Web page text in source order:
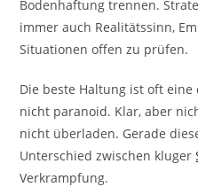
Bodenhaftung trennen.
immer auch Realitätssinn,
Situationen offen zu prüfen.
Die beste Haltung ist oft
nicht paranoid. Klar, aber
nicht überladen. Gerade
Unterschied zwischen kluger
Verkrampfung.